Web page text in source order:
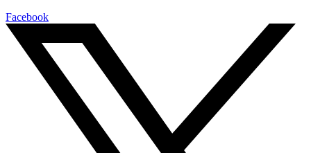
Facebook